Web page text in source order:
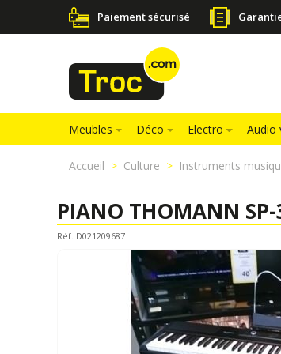
Paiement sécurisé
Meubles Déco Electro Audio
Accueil Culture Instruments
PIANO THOMANN SP-
Réf. D021209687